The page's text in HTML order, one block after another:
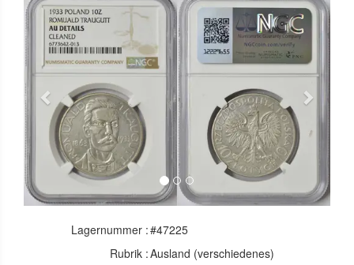
Previous Next
Lagernummer :#47225
Rubrik :Ausland (verschiedenes)